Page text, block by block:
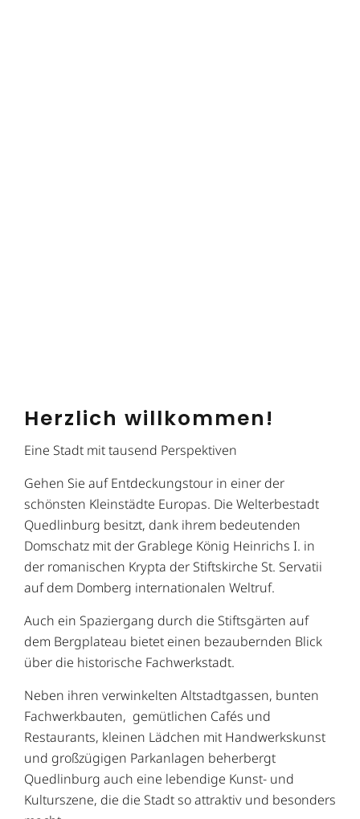
Herzlich willkommen!
Eine Stadt mit tausend Perspektiven
Gehen Sie auf Entdeckungstour in einer der
schönsten Kleinstädte Europas. Die Welterbestadt
Quedlinburg besitzt, dank ihrem bedeutenden
Domschatz mit der Grablege König Heinrichs I. in
der romanischen Krypta der Stiftskirche St. Servatii
auf dem Domberg internationalen Weltruf.
Auch ein Spaziergang durch die Stiftsgärten auf
dem Bergplateau bietet einen bezaubernden Blick
über die historische Fachwerkstadt.
Neben ihren verwinkelten Altstadtgassen, bunten
Fachwerkbauten, gemütlichen Cafés und
Restaurants, kleinen Lädchen mit Handwerkskunst
und großzügigen Parkanlagen beherbergt
Quedlinburg auch eine lebendige Kunst- und
Kulturszene, die die Stadt so attraktiv und besonders